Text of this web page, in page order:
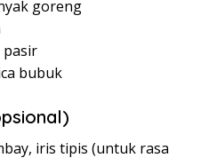
goreng
pasir
bubuk
iris tipis (untuk rasa